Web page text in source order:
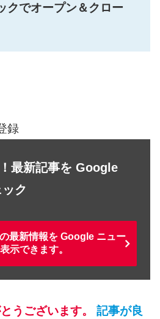
クでオープン＆クロー
録
最新記事を Google
ク
最新情報を Google ニュー
示できます。
うございます。
記事が良